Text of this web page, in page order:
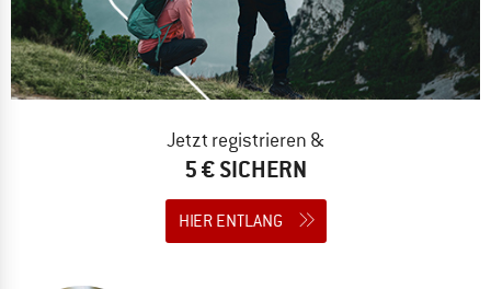
Jetzt registrieren &
5 € SICHERN
HIER ENTLANG